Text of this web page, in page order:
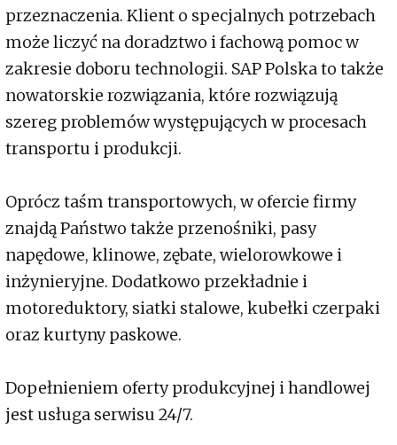
przeznaczenia. Klient o specjalnych potrzebach
może liczyć na doradztwo i fachową pomoc w
zakresie doboru technologii. SAP Polska to także
nowatorskie rozwiązania, które rozwiązują
szereg problemów występujących w procesach
transportu i produkcji.
Oprócz taśm transportowych, w ofercie firmy
znajdą Państwo także przenośniki, pasy
napędowe, klinowe, zębate, wielorowkowe i
inżynieryjne. Dodatkowo przekładnie i
motoreduktory, siatki stalowe, kubełki czerpaki
oraz kurtyny paskowe.
Dopełnieniem oferty produkcyjnej i handlowej
jest usługa serwisu 24/7.